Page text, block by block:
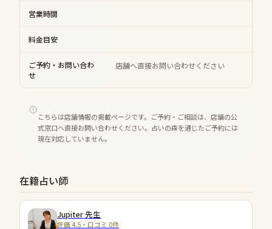
営業時間
料金目安
ご予約・お問い合わ
せ
店舗へ直接お問い合わせください
こちらは店舗情報の掲載ページです。ご予約・ご相談は、店舗の公
式窓口へ直接お問い合わせください。占いの森を通じたご予約には
現在対応していません。
在籍占い師
Jupiter 先生
評価 4.5・口コミ 0件